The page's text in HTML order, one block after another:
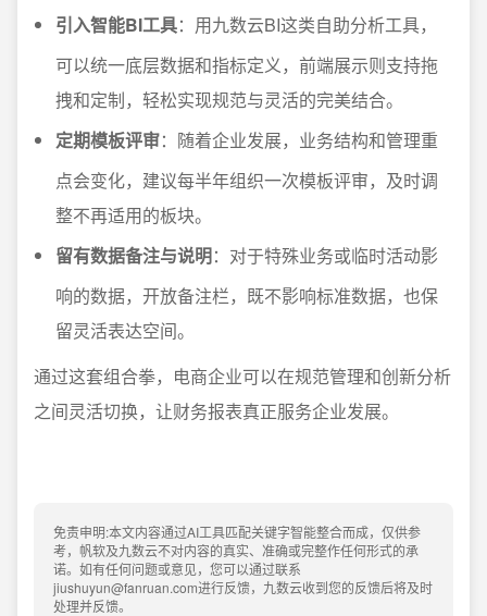
引入智能BI工具：用九数云BI这类自助分析工具，
可以统一底层数据和指标定义，前端展示则支持拖
拽和定制，轻松实现规范与灵活的完美结合。
定期模板评审：随着企业发展，业务结构和管理重
点会变化，建议每半年组织一次模板评审，及时调
整不再适用的板块。
留有数据备注与说明：对于特殊业务或临时活动影
响的数据，开放备注栏，既不影响标准数据，也保
留灵活表达空间。
通过这套组合拳，电商企业可以在规范管理和创新分析
之间灵活切换，让财务报表真正服务企业发展。
免责申明:本文内容通过AI工具匹配关键字智能整合而成，仅供参
考，帆软及九数云不对内容的真实、准确或完整作任何形式的承
诺。如有任何问题或意见，您可以通过联系
jiushuyun@fanruan.com进行反馈，九数云收到您的反馈后将及时
处理并反馈。